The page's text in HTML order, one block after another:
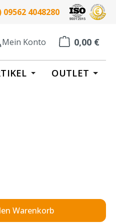
09562 4048280
Mein Konto 0,00 €
Warenkorb
OUTLET
Wert
Warenkorb